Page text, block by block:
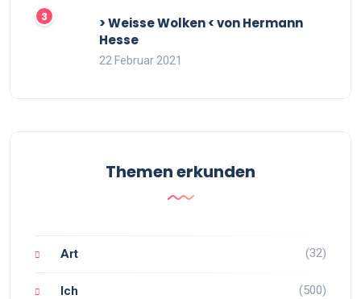
> Weisse Wolken < von Hermann
Hesse
22 Februar 2021
Themen erkunden
Art (32)
Ich (500)